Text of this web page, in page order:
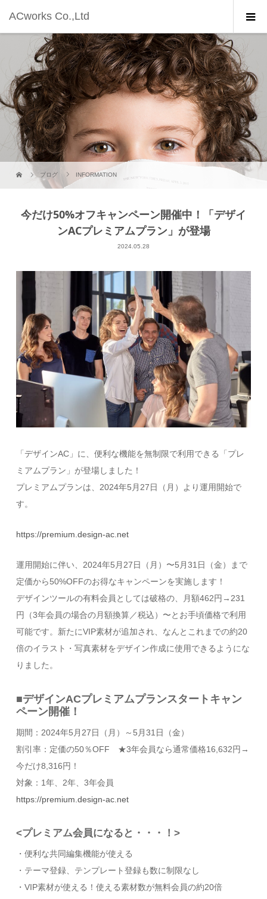
ACworks Co.,Ltd
ブログ INFORMATION
今だけ50%オフキャンペーン開催中！「デザイ
ンACプレミアムプラン」が登場
2024.05.28
「デザインAC」に、便利な機能を無制限で利用できる「プレ
ミアムプラン」が登場しました！
プレミアムプランは、2024年5月27日（月）より運用開始で
す。
https://premium.design-ac.net
運用開始に伴い、2024年5月27日（月）〜5月31日（金）まで
定価から50%OFFのお得なキャンペーンを実施します！
デザインツールの有料会員としては破格の、
月額462円→231
円（3年会員の場合の月額換算／税込）〜とお手頃価格で利用
可能です。新たにVIP素材が追加され、なんとこれまでの約20
倍のイラスト・写真素材をデザイン作成に使用できるようにな
りました。
■デザインACプレミアムプランスタートキャン
ペーン開催！
期間：2024年5月27日（月）～5月31日（金）
割引率：定価の50％OFF ★3年会員なら通常価格16,632円→
今だけ8,316円！
対象：1年、2年、3年会員
https://premium.design-ac.net
<プレミアム会員になると・・・！>
・便利な共同編集機能が使える
・テーマ登録、テンプレート登録も数に制限なし
・VIP素材が使える！使える素材数が無料会員の約20倍